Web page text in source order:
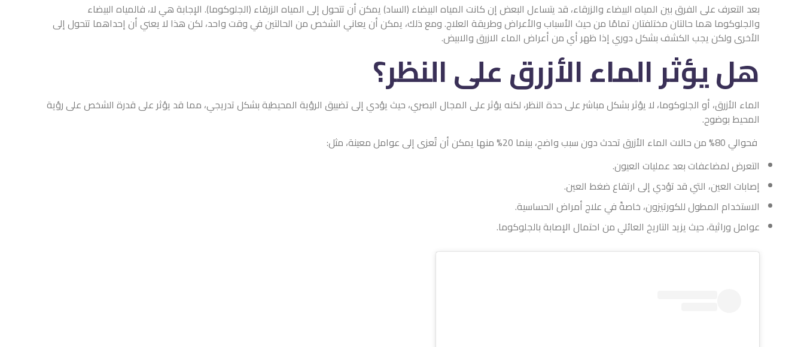
بعد التعرف على الفرق بين المياه البيضاء والزرقاء، قد يتساءل البعض إن كانت المياه البيضاء (الساد) يمكن أن تتحول إلى المياه الزرقاء (الجلوكوما). الإجابة هي لا، فالمياه البيضاء
والجلوكوما هما حالتان مختلفتان تمامًا من حيث الأسباب والأعراض وطريقة العلاج. ومع ذلك، يمكن أن يعاني الشخص من الحالتين في وقت واحد، لكن هذا لا يعني أن إحداهما تتحول إلى
الأخرى ولكن يجب الكشف بشكل دوري إذا ظهر أي من أعراض الماء الازرق والابيض.
هل يؤثر الماء الأزرق على النظر؟
الماء الأزرق، أو الجلوكوما، لا يؤثر بشكل مباشر على حدة النظر، لكنه يؤثر على المجال البصري، حيث يؤدي إلى تضييق الرؤية المحيطية بشكل تدريجي، مما قد يؤثر على قدرة الشخص على رؤية
المحيط بوضوح.
فحوالي 80% من حالات الماء الأزرق تحدث دون سبب واضح، بينما 20% منها يمكن أن تُعزى إلى عوامل معينة، مثل:
التعرض لمضاعفات بعد عمليات العيون.
إصابات العين، التي قد تؤدي إلى ارتفاع ضغط العين.
الاستخدام المطول للكورتيزون، خاصةً في علاج أمراض الحساسية.
عوامل وراثية، حيث يزيد التاريخ العائلي من احتمال الإصابة بالجلوكوما.